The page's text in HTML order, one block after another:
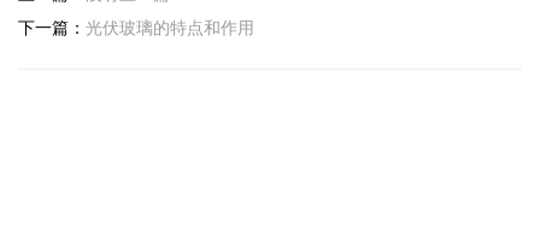
下一篇： 光伏玻璃的特点和作用